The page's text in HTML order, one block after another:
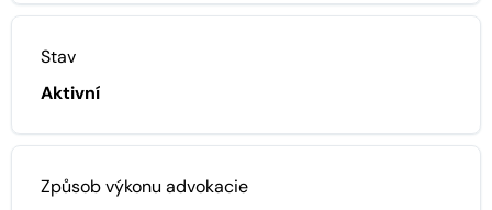
Stav
Aktivní
Způsob výkonu advokacie